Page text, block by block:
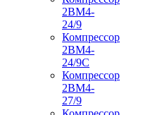
2ВМ4-
24/9
Компрессор
2ВМ4-
24/9С
Компрессор
2ВМ4-
27/9